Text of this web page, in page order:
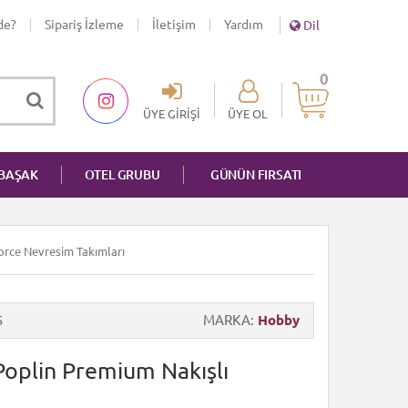
Sipariş İzleme İletişim Yardım Dil
0
ÜYE GIRIŞI ÜYE OL
OTEL GRUBU GÜNÜN FIRSATI
Nevresim Takımları
MARKA Hobby
Premium Nakışlı